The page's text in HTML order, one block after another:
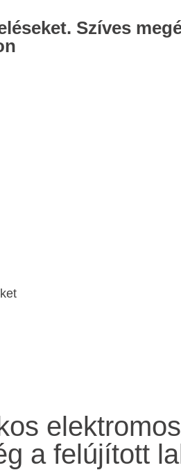
Szíves
a felújított